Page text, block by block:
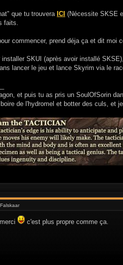
que tu trouvera ICI (Nécessite SKSE
faits.
commencer, prend déja ça et dit moi
SKUI (après avoir installé
lancer le jeu et lance Skyrim via le
et puis tu as pris un SoulOfSorin
de l'hydromel et botter des culs, et
c'est plus propre comme ça.